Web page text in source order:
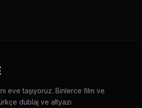
eve taşıyoruz. Binlerce film ve
dublaj ve altyazı